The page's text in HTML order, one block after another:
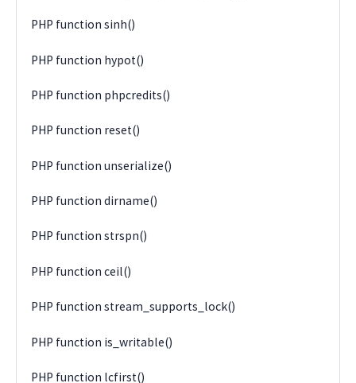
PHP function sinh()
PHP function hypot()
PHP function phpcredits()
PHP function reset()
PHP function unserialize()
PHP function dirname()
PHP function strspn()
PHP function ceil()
PHP function stream_supports_lock()
PHP function is_writable()
PHP function lcfirst()